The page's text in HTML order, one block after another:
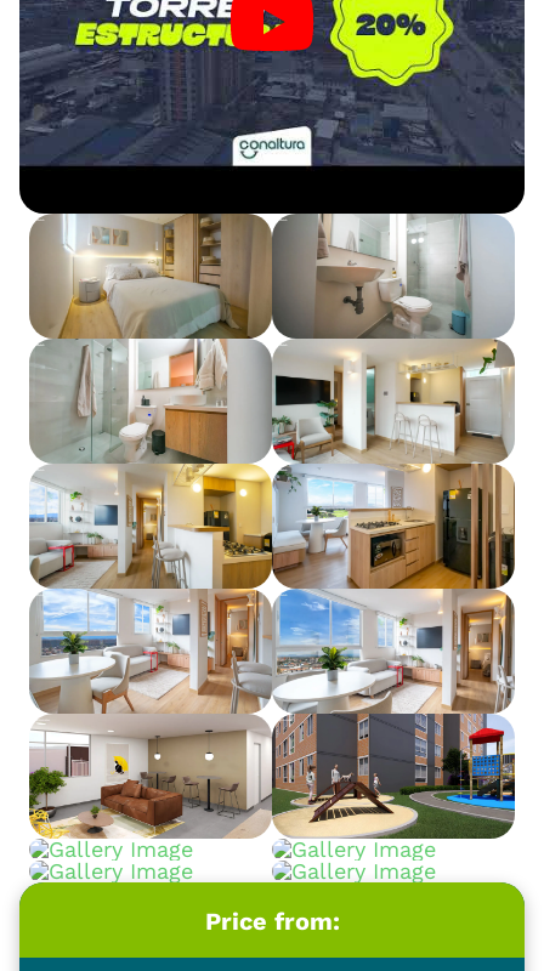
Price from: